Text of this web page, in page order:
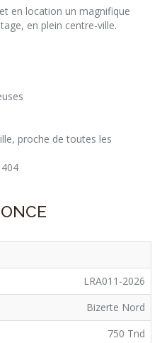
en location un magnifique
en plein centre-ville.
proche de toutes les
LRA011-2026
Bizerte Nord
750 Tnd